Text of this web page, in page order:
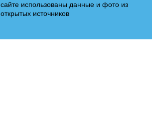
сайте использованы данные и фото из
открытых источников